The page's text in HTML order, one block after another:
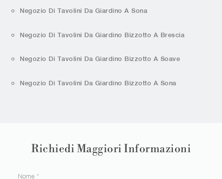
Negozio Di Tavolini Da Giardino A Sona
Negozio Di Tavolini Da Giardino Bizzotto A Brescia
Negozio Di Tavolini Da Giardino Bizzotto A Soave
Negozio Di Tavolini Da Giardino Bizzotto A Sona
Richiedi Maggiori Informazioni